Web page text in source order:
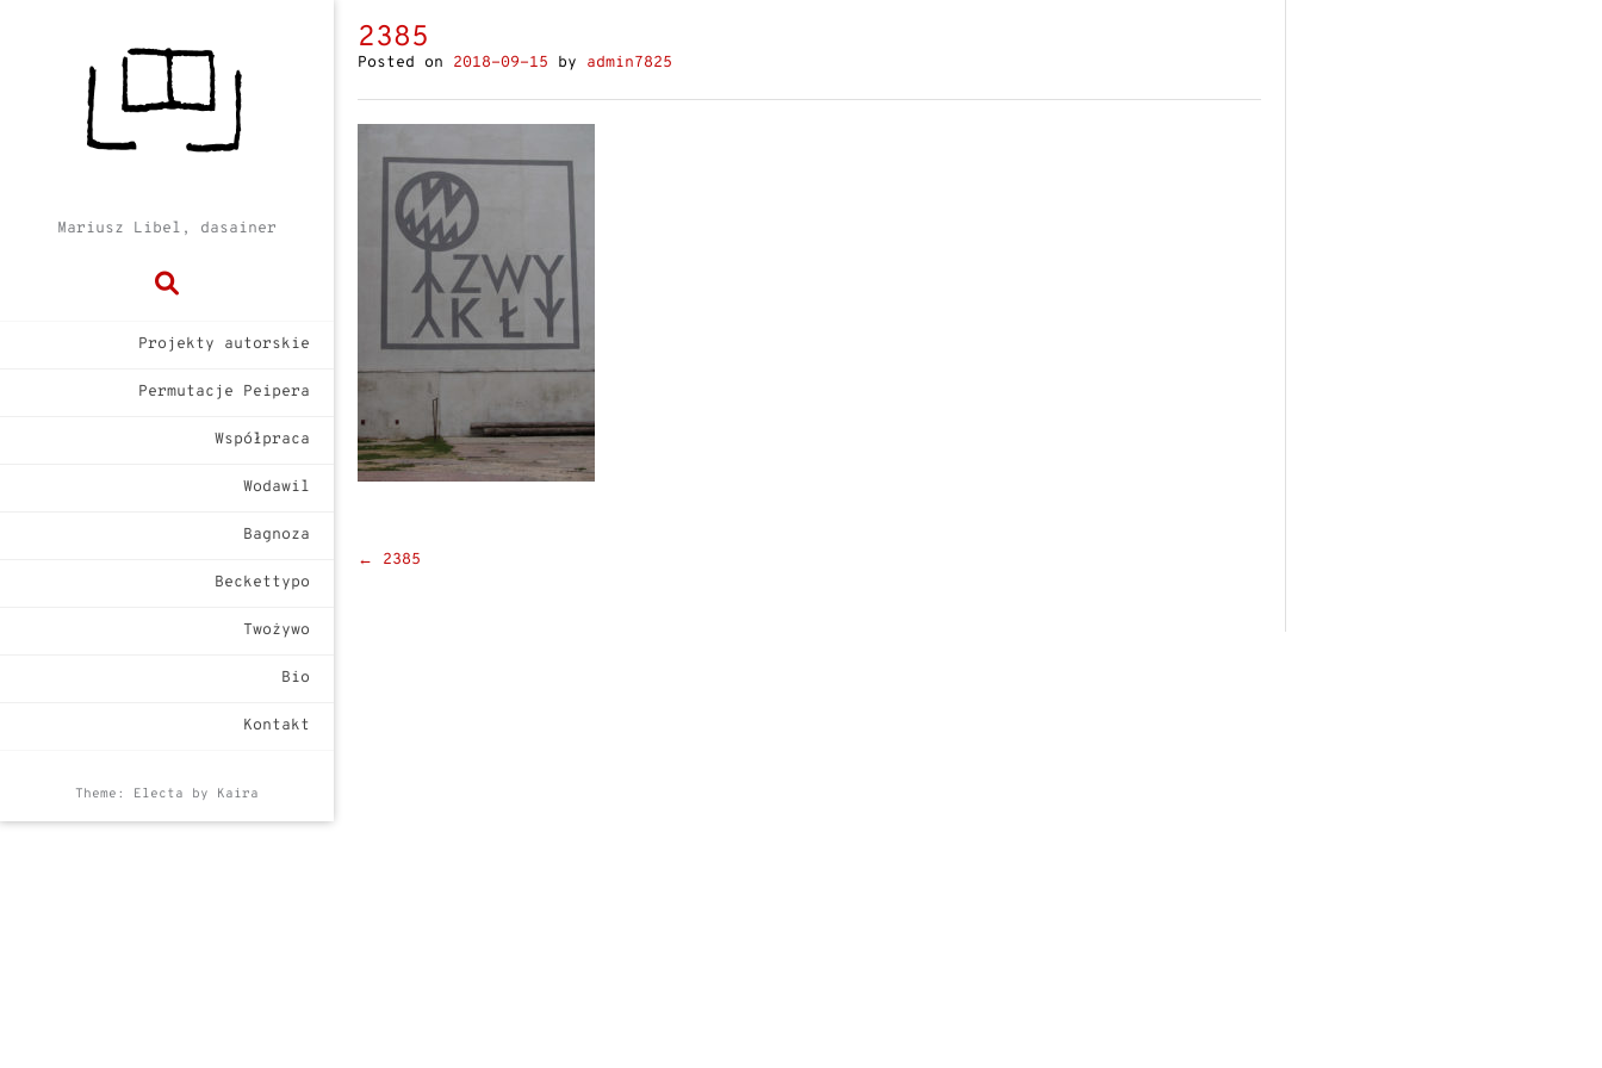
Mariusz Libel, dasainer
Projekty autorskie
Permutacje Peipera
Współpraca
Wodawil
Bagnoza
Beckettypo
Twożywo
Bio
Kontakt
Theme: Electa by Kaira
2385
Posted on 2018-09-15 by admin7825
Post
← 2385